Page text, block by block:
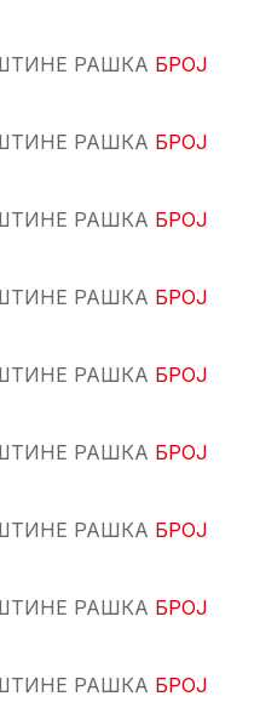
РАШКА БРОЈ
РАШКА БРОЈ
РАШКА БРОЈ
РАШКА БРОЈ
РАШКА БРОЈ
РАШКА БРОЈ
РАШКА БРОЈ
РАШКА БРОЈ
РАШКА БРОЈ